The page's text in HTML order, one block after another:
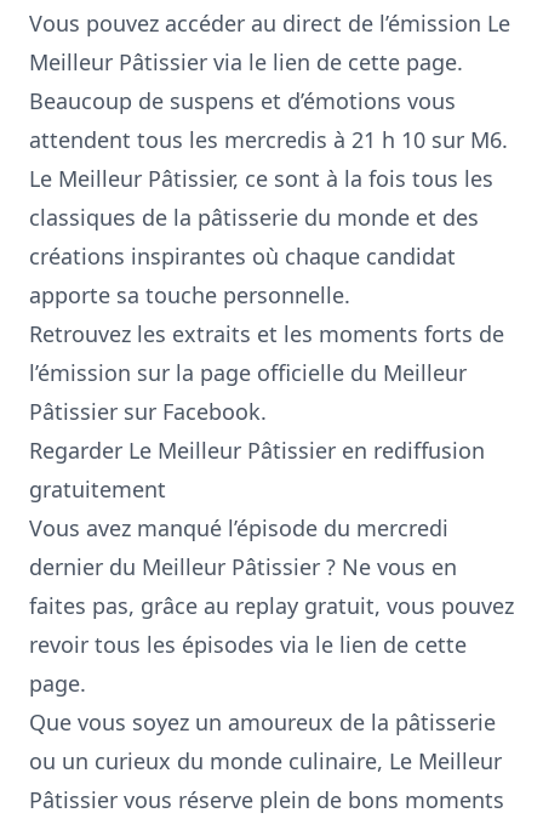
Vous pouvez accéder au direct de l’émission Le
Meilleur Pâtissier via le lien de cette page.
Beaucoup de suspens et d’émotions vous
attendent tous les mercredis à 21 h 10 sur M6.
Le Meilleur Pâtissier, ce sont à la fois tous les
classiques de la pâtisserie du monde et des
créations inspirantes où chaque candidat
apporte sa touche personnelle.
Retrouvez les extraits et les moments forts de
l’émission sur la page officielle du Meilleur
Pâtissier sur Facebook.
Regarder Le Meilleur Pâtissier en rediffusion
gratuitement
Vous avez manqué l’épisode du mercredi
dernier du Meilleur Pâtissier ? Ne vous en
faites pas, grâce au replay gratuit, vous pouvez
revoir tous les épisodes via le lien de cette
page.
Que vous soyez un amoureux de la pâtisserie
ou un curieux du monde culinaire, Le Meilleur
Pâtissier vous réserve plein de bons moments